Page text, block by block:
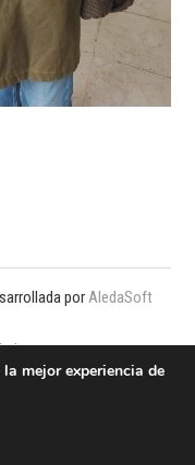
porAledaSoft
mejor experiencia de